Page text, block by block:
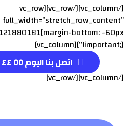
[/vc_column][/vc_row][vc_row
full_width=”stretch_row_content”
bottom: -60px
!important;}”][vc_column]
اتصل بنا اليوم ٥٥ ٤٤ ٣٣ ٢٢ ٩٧١+
[/vc_column][/vc_row]